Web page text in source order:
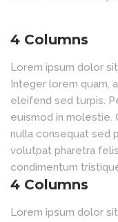
4 Columns
Lorem ipsum dolor
Integer lorem quam,
eleifend sed turpis.
euismod in molestie.
nulla consequat sed
volutpat pharetra
condimentum
4 Columns
Lorem ipsum dolor